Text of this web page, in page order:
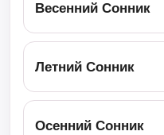
Весенний Сонник
Летний Сонник
Осенний Сонник